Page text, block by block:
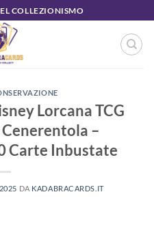
COLLEZIONISMO
Lorcana TCG
–
Carte Inbustate
DA KADABRACARDS.IT